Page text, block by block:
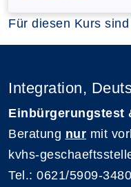
Für diesen Kurs
Integration,
Einbürgerungstest
Beratung nur mit
kvhs-
Tel.: 0621/5909-